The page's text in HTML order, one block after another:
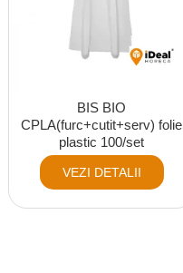
BIS BIO
CPLA(furc+cutit+serv) folie
plastic 100/set
VEZI DETALII